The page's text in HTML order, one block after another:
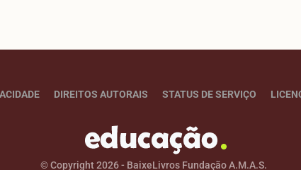
DIREITOS AUTORAIS STATUS DE SERVIÇO
© Copyright 2026 - BaixeLivros Fundação A.M.A.S.